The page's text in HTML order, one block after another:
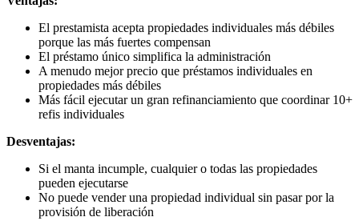
El prestamista acepta propiedades individuales más débiles
porque las más fuertes compensan
El préstamo único simplifica la administración
A menudo mejor precio que préstamos individuales en
propiedades más débiles
Más fácil ejecutar un gran refinanciamiento que coordinar 10+
refis individuales
Desventajas:
Si el manta incumple, cualquier o todas las propiedades
pueden ejecutarse
No puede vender una propiedad individual sin pasar por la
provisión de liberación